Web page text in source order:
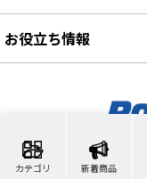
カテゴリ 新着商品
カート
お役立ち情報